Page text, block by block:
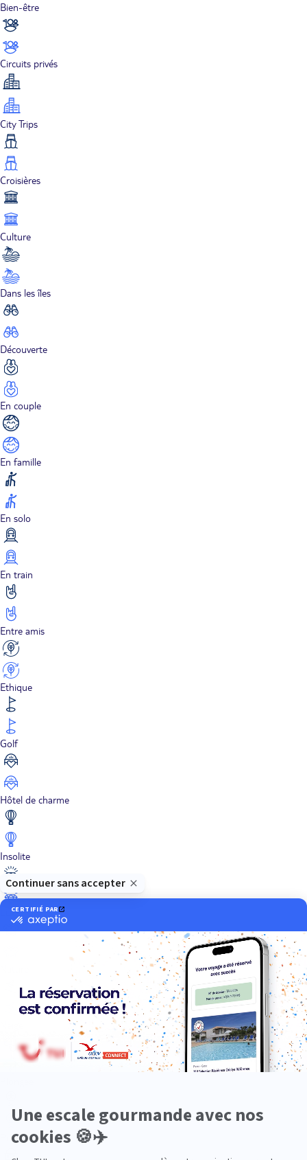
Bien-être
Circuits privés
City Trips
Croisières
Culture
Dans les îles
Découverte
En couple
En famille
En solo
En train
Entre amis
Ethique
Golf
Hôtel de charme
Insolite
Luxe
Premium